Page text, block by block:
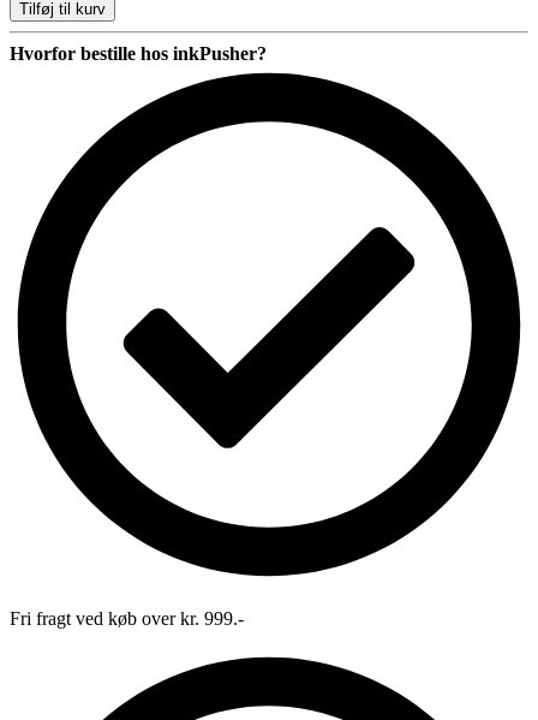
Tilføj til kurv
Hvorfor bestille hos inkPusher?
Fri fragt ved køb over kr. 999.-